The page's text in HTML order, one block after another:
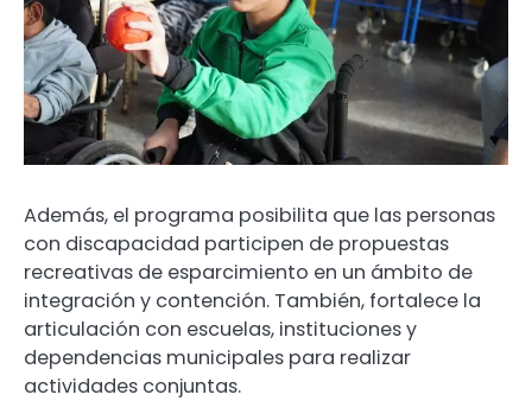
Además, el programa posibilita que las personas
con discapacidad participen de propuestas
recreativas de esparcimiento en un ámbito de
integración y contención. También, fortalece la
articulación con escuelas, instituciones y
dependencias municipales para realizar
actividades conjuntas.